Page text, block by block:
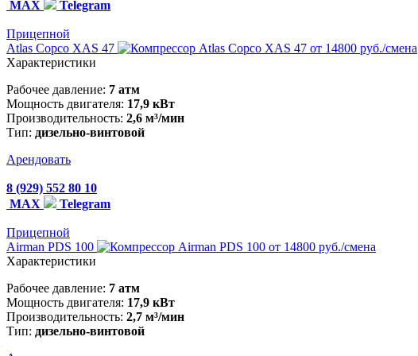
MAX
Telegram
Прицепной
Atlas Copco XAS 47
от 14800 руб./смена
Характеристики
Рабочее давление: 7 атм
Мощность двигателя: 17,9 кВт
Производительность: 2,6 м³/мин
Тип: дизельно-винтовой
Арендовать
8 (929) 552 80 10
MAX
Telegram
Прицепной
Airman PDS 100
от 14800 руб./смена
Характеристики
Рабочее давление: 7 атм
Мощность двигателя: 17,9 кВт
Производительность: 2,7 м³/мин
Тип: дизельно-винтовой